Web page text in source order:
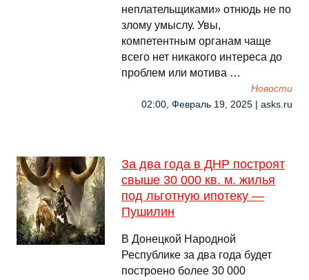
неплательщиками» отнюдь не по
злому умыслу. Увы,
компетентным органам чаще
всего нет никакого интереса до
проблем или мотива …
Новости
02:00, Февраль 19, 2025 | asks.ru
За два года в ДНР построят
свыше 30 000 кв. м. жилья
под льготную ипотеку —
Пушилин
В Донецкой Народной
Республике за два года будет
построено более 30 000